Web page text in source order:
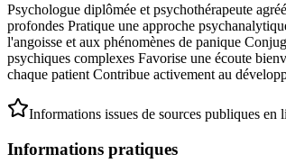
Psychologue diplômée et psychothérapeute
profondes Pratique une approche
l'angoisse et aux phénomènes de panique
psychiques complexes Favorise une écoute
chaque patient Contribue activement au
Informations issues de sources publiques en
Informations pratiques